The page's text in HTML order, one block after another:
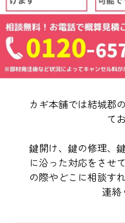
カギ本舗では結城郡
て
鍵開け、鍵の修理、
に沿った対応をさせ
の際やどこに相談す
連絡